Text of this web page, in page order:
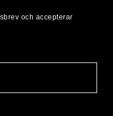
och accepterar